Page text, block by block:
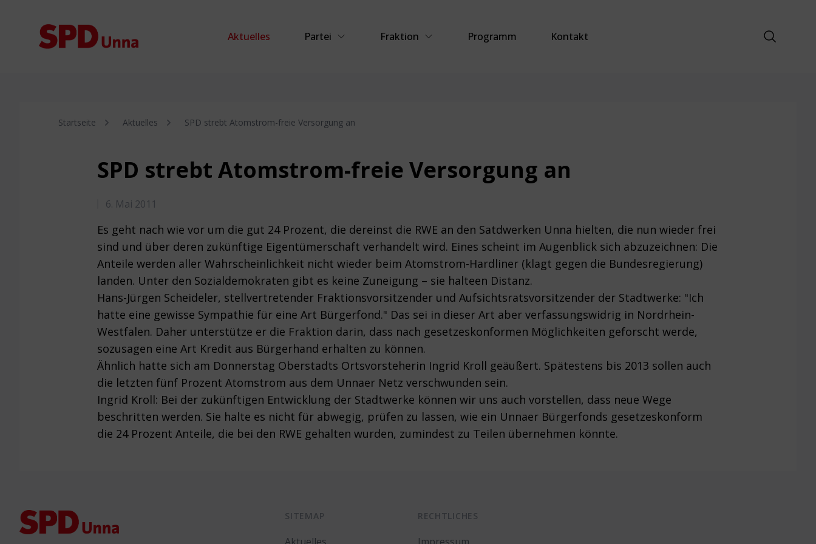
Aktuelles Partei Fraktion Programm Kontakt Suche
Startseite Aktuelles SPD strebt Atomstrom-freie Versorgung an
SPD strebt Atomstrom-freie Versorgung an
6. Mai 2011
Es geht nach wie vor um die gut 24 Prozent, die dereinst die RWE an den Satdwerken Unna hielten, die nun wieder frei
sind und über deren zukünftige Eigentümerschaft verhandelt wird. Eines scheint im Augenblick sich abzuzeichnen: Die
Anteile werden aller Wahrscheinlichkeit nicht wieder beim Atomstrom-Hardliner (klagt gegen die Bundesregierung)
landen. Unter den Sozialdemokraten gibt es keine Zuneigung – sie halteen Distanz.
Hans-Jürgen Scheideler, stellvertretender Fraktionsvorsitzender und Aufsichtsratsvorsitzender der Stadtwerke: "Ich
hatte eine gewisse Sympathie für eine Art Bürgerfond." Das sei in dieser Art aber verfassungswidrig in Nordrhein-
Westfalen. Daher unterstütze er die Fraktion darin, dass nach gesetzeskonformen Möglichkeiten geforscht werde,
sozusagen eine Art Kredit aus Bürgerhand erhalten zu können.
Ähnlich hatte sich am Donnerstag Oberstadts Ortsvorsteherin Ingrid Kroll geäußert. Spätestens bis 2013 sollen auch
die letzten fünf Prozent Atomstrom aus dem Unnaer Netz verschwunden sein.
Ingrid Kroll: Bei der zukünftigen Entwicklung der Stadtwerke können wir uns auch vorstellen, dass neue Wege
beschritten werden. Sie halte es nicht für abwegig, prüfen zu lassen, wie ein Unnaer Bürgerfonds gesetzeskonform
die 24 Prozent Anteile, die bei den RWE gehalten wurden, zumindest zu Teilen übernehmen könnte.
SITEMAP RECHTLICHES